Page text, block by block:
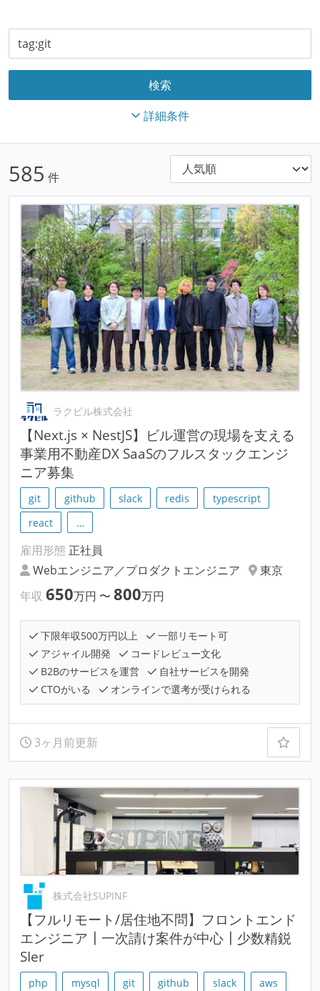
詳細条件
585 件
ラクビル株式会社
【Next.js × NestJS】ビル運営の現場を支える
事業用不動産DX SaaSのフルスタックエンジ
ニア募集
git github slack redis
typescript
react
…
雇用形態 正社員
Webエンジニア／プロダクトエンジニア
東京
年収 650万円 〜 800万円
下限年収500万円以上
一部リモート可
アジャイル開発
コードレビュー文化
B2Bのサービスを運営
自社サービスを開発
CTOがいる
オンラインで選考が受けられる
3ヶ月前更新
株式会社SUPINF
【フルリモート/居住地不問】フロントエンド
エンジニア┃一次請け案件が中心┃少数精鋭
SIer
php mysql git github slack
aws